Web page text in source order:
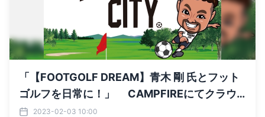
「【FOOTGOLF DREAM】青木 剛 氏とフット
ゴルフを日常に！」 CAMPFIREにてクラウ
ドファンディングを2月9日まで実施
2023-02-03 10:00